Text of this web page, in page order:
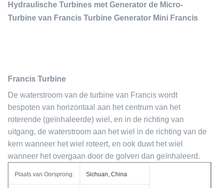
Hydraulische Turbines met Generator de Micro-
Turbine van Francis Turbine Generator Mini Francis
Francis Turbine
De waterstroom van de turbine van Francis wordt
bespoten van horizontaal aan het centrum van het
roterende (geïnhaleerde) wiel, en in de richting van
uitgang, de waterstroom aan het wiel in de richting van de
kern wanneer het wiel roteert, en ook duwt het wiel
wanneer het overgaan door de golven dan geïnhaleerd.
Plaats van Oorsprong: Sichuan, China